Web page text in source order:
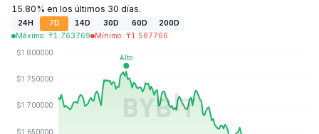
15.80% en los últimos 30 días.
24H 7D 14D 30D 60D
200D
Máximo: ₸1.763769 Mínimo: ₸1.587766